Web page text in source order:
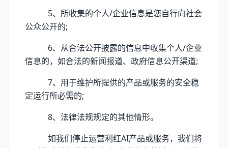
5、所收集的个人/企业信息是您自行向社会
公众公开的;
6、从合法公开披露的信息中收集个人/企业
信息的，如合法的新闻报道、政府信息公开渠道;
7、用于维护所提供的产品或服务的安全稳
定运行所必需的;
8、法律法规规定的其他情形。
如我们停止运营利红AI产品或服务，我们将